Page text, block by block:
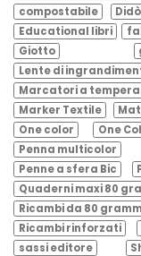
compostabile
Didò
Educational libri
Giotto
Lente di
Marcatori a tempera
Marker Textile
One color
One
Penna multicolor
Penne a sfera Bic
Quaderni maxi 80
Ricambi da 80
Ricambi rinforzati
sassi editore